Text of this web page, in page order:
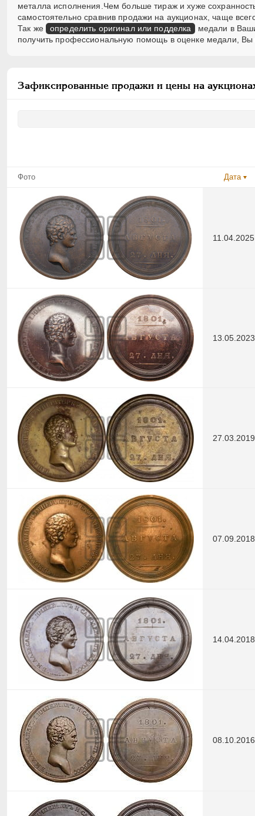
металла исполнения.Чем больше тираж и хуже
самостоятельно сравнив продажи на аукционах, чаще
Так же
определить оригинал или подделка
медали в
получить профессиональную помощь в оценке медали, Вы
Зафиксированные продажи и цены на
Фото Дата
11.04.2025
13.05.2023
27.03.2019
07.09.2018
14.04.2018
08.10.2016